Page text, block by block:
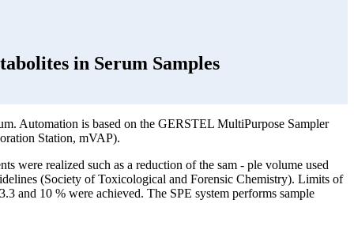
in Serum Samples
Automation is based on the GERSTEL MultiPurpose Sampler
Station, mVAP).
were realized such as a reduction of the sam - ple volume used
(Society of Toxicological and Forensic Chemistry). Limits of
and 10 % were achieved. The SPE system performs sample